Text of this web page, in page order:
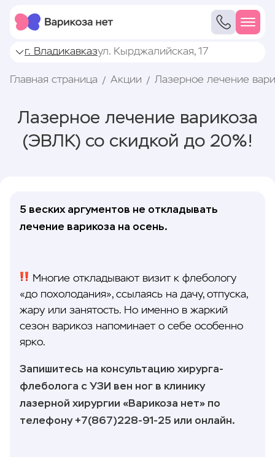
г. Владикавказул. Кырджалийская, 17
Главная страница Акции Лазерное лечение
Лазерное лечение варикоза
(ЭВЛК) со скидкой до 20%!
5 веских аргументов не откладывать
лечение варикоза на осень.
Многие откладывают визит к флебологу
«до похолодания», ссылаясь на дачу, отпуска,
жару или занятость. Но именно в жаркий
сезон варикоз напоминает о себе особенно
ярко.
Запишитесь на консультацию хирурга-
флеболога с УЗИ вен ног в клинику
лазерной хирургии «Варикоза нет» по
телефону +7(867)228-91-25 или онлайн.